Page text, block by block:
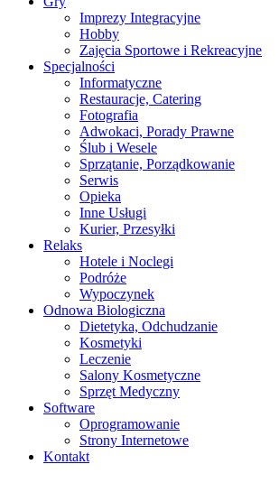
Imprezy Integracyjne
Hobby
Zajęcia Sportowe i Rekreacyjne
Specjalności
Informatyczne
Restauracje, Catering
Fotografia
Adwokaci, Porady Prawne
Ślub i Wesele
Sprzątanie, Porządkowanie
Serwis
Opieka
Inne Usługi
Kurier, Przesyłki
Relaks
Hotele i Noclegi
Podróże
Wypoczynek
Odnowa Biologiczna
Dietetyka, Odchudzanie
Kosmetyki
Leczenie
Salony Kosmetyczne
Sprzęt Medyczny
Software
Oprogramowanie
Strony Internetowe
Kontakt